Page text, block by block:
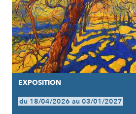
EXPOSITION
du 18/04/2026 au 03/01/2027